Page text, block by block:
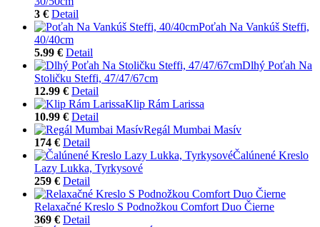
3 € Detail
Poťah Na Vankúš Steffi,
40/40cm
5.99 € Detail
Dlhý Poťah Na
Stoličku Steffi, 47/47/67cm
12.99 € Detail
Klip Rám Larissa
10.99 € Detail
Regál Mumbai Masív
174 € Detail
Čalúnené Kreslo
Lazy Lukka, Tyrkysové
259 € Detail
Relaxačné Kreslo S Podnožkou Comfort Duo Čierne
369 € Detail